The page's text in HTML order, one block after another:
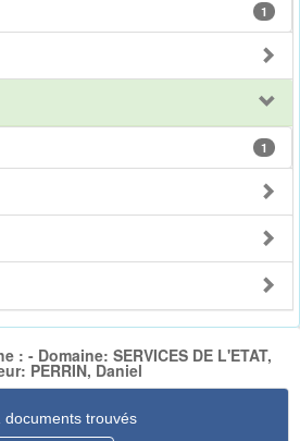
1
1
: - Domaine: SERVICES DE L'ETAT,
PERRIN, Daniel
documents trouvés